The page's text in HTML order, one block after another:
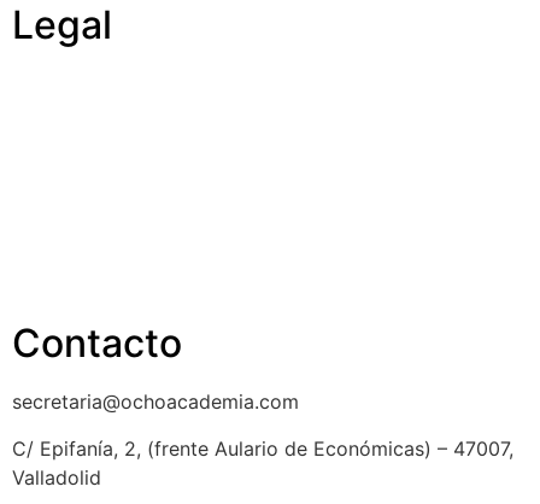
Legal
Contacto
secretaria@ochoacademia.com
C/ Epifanía, 2, (frente Aulario de Económicas) – 47007,
Valladolid